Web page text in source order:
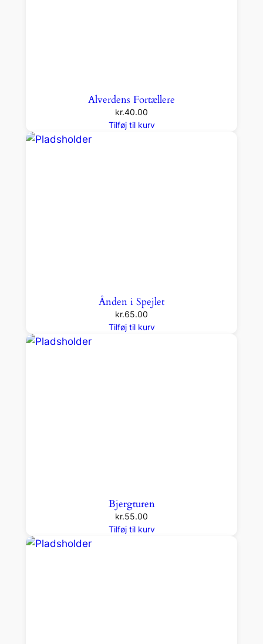
Alverdens Fortællere
kr.40.00
Tilføj til kurv
Ånden i Spejlet
kr.65.00
Tilføj til kurv
Bjergturen
kr.55.00
Tilføj til kurv